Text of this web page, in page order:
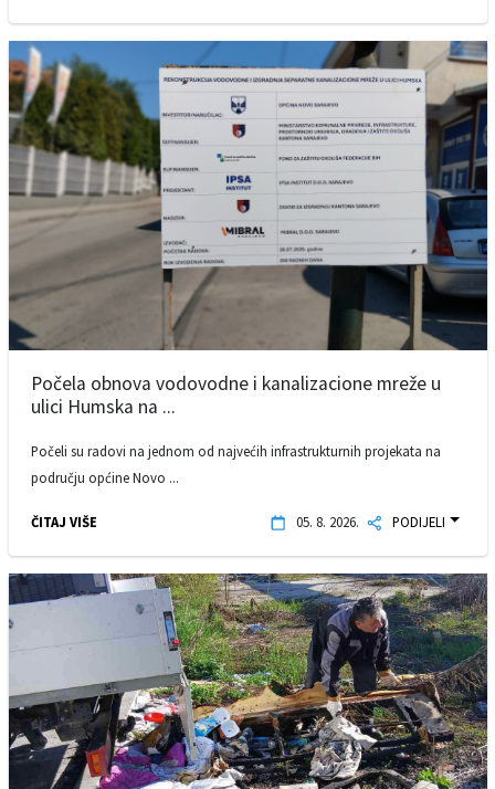
Počela obnova vodovodne i kanalizacione mreže u
ulici Humska na ...
Počeli su radovi na jednom od najvećih infrastrukturnih projekata na
području općine Novo ...
ČITAJ VIŠE 05. 8. 2026. PODIJELI